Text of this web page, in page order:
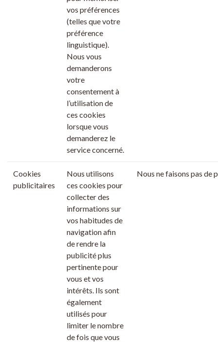
vos préférences
(telles que votre
préférence
linguistique).
Nous vous
demanderons
votre
consentement à
l’utilisation de
ces cookies
lorsque vous
demanderez le
service concerné.
Cookies
publicitaires
Nous utilisons
ces cookies pour
collecter des
informations sur
vos habitudes de
navigation afin
de rendre la
publicité plus
pertinente pour
vous et vos
intérêts. Ils sont
également
utilisés pour
limiter le nombre
de fois que vous
Nous ne faisons pas de